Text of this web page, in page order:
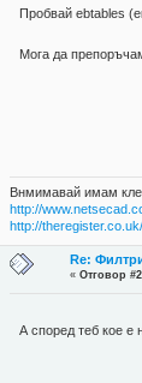
Пробвай ebtables
Мога да
Внмимавай имам
http://
http://
Re:
«Отговор
А според теб кое е